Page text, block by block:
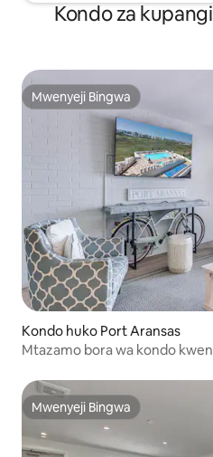
Kondo za
Mwenyeji Bingwa
Mwenyeji Bingwa
Kondo huko Port Aransas
Mtazamo bora wa kondo
Mwenyeji Bingwa
Mwenyeji Bingwa